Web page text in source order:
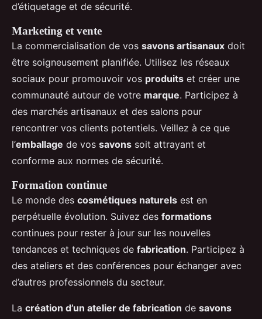
d’étiquetage et de sécurité.
Marketing et vente
La commercialisation de vos savons artisanaux doit
être soigneusement planifiée. Utilisez les réseaux
sociaux pour promouvoir vos produits et créer une
communauté autour de votre marque. Participez à
des marchés artisanaux et des salons pour
rencontrer vos clients potentiels. Veillez à ce que
l’emballage de vos savons soit attrayant et
conforme aux normes de sécurité.
Formation continue
Le monde des cosmétiques naturels est en
perpétuelle évolution. Suivez des formations
continues pour rester à jour sur les nouvelles
tendances et techniques de fabrication. Participez à
des ateliers et des conférences pour échanger avec
d’autres professionnels du secteur.
La création d’un atelier de fabrication de savons